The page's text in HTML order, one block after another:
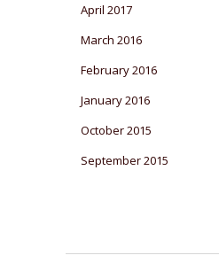
April 2017
March 2016
February 2016
January 2016
October 2015
September 2015